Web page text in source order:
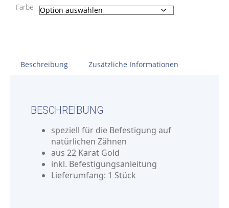
Farbe
Beschreibung Zusätzliche Informationen
BESCHREIBUNG
speziell für die Befestigung auf
natürlichen Zähnen
aus 22 Karat Gold
inkl. Befestigungsanleitung
Lieferumfang: 1 Stück